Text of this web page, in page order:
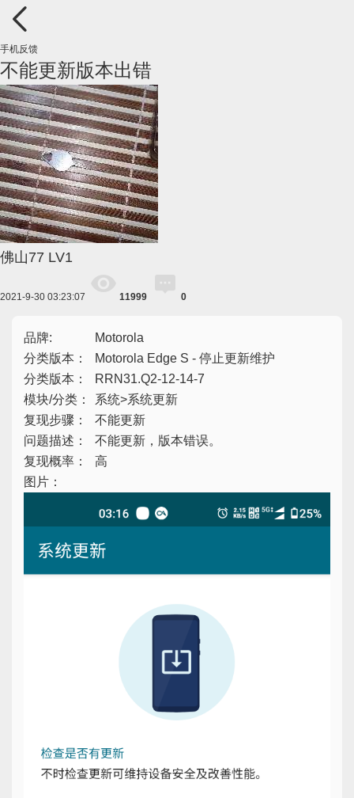
手机反馈
不能更新版本出错
佛山77 LV1
2021-9-30 03:23:07 11999 0
品牌:
Motorola
分类版本：
Motorola Edge S - 停止更新维护
分类版本：
RRN31.Q2-12-14-7
模块/分类：
系统>系统更新
复现步骤：
不能更新
问题描述：
不能更新，版本错误。
复现概率：
高
图片：